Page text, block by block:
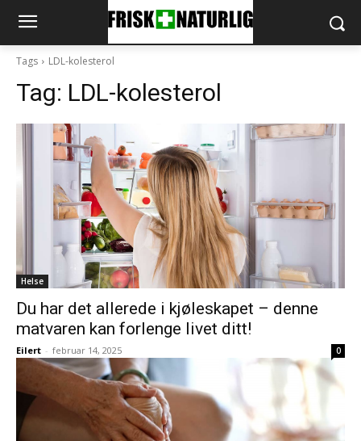
Tags LDL-kolesterol
Tag: LDL-kolesterol
Helse
Du har det allerede i kjøleskapet – denne
matvaren kan forlenge livet ditt!
Eilert - februar 14, 2025 0